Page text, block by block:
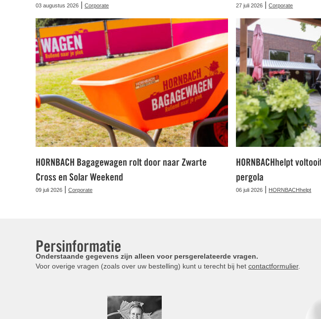
03 augustus 2026 Corporate 27 juli 2026 |Corporate
HORNBACH Bagagewagen rolt door naar Zwarte
Cross en Solar Weekend
09 juli 2026 Corporate
HORNBACHhelpt
pergola
06 juli 2026 HORNBACHhelpt
Persinformatie
Onderstaande gegevens zijn alleen voor persgerelateerde vragen.
Voor overige vragen (zoals over uw bestelling) kunt u terecht bij het contactformulier.